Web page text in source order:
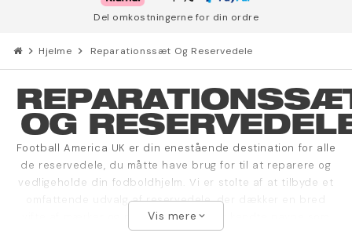
Del omkostningerne for din ordre
chevron_right Hjelme chevron_right Reparationssæt Og Reservedele
OG
Football America UK er din enestående destination for alle
de reservedele, du måtte have brug for til at reparere og
vedligeholde din fodboldhjelm. Vi er stolte af at tilbyde et
omfattende udvalg af reservedele, der dækker en bred
vifte af mærker og modeller, herunder kendte navne som
Riddell, Schutt og Xenith.
Vis mere expand_more